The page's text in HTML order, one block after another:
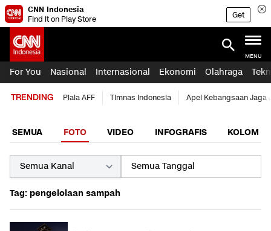
CNN Indonesia
Find it on Play Store
Get
MENU
For You Nasional Internasional Ekonomi Olahraga
TRENDING Piala AFF Timnas Indonesia Apel Kebangsaan Jaga
SEMUA FOTO VIDEO INFOGRAFIS KOLOM
Tag: pengelolaan sampah